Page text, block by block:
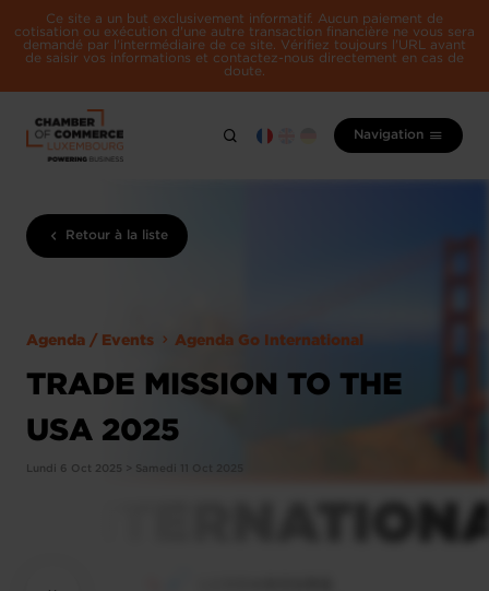
Ce site a un but exclusivement informatif. Aucun paiement de
cotisation ou exécution d'une autre transaction financière ne vous sera
demandé par l'intermédiaire de ce site. Vérifiez toujours l'URL avant
de saisir vos informations et contactez-nous directement en cas de
doute.
Navigation
Retour à la liste
Agenda / Events Agenda Go International
TRADE MISSION TO THE
USA 2025
Lundi 6 Oct 2025 > Samedi 11 Oct 2025